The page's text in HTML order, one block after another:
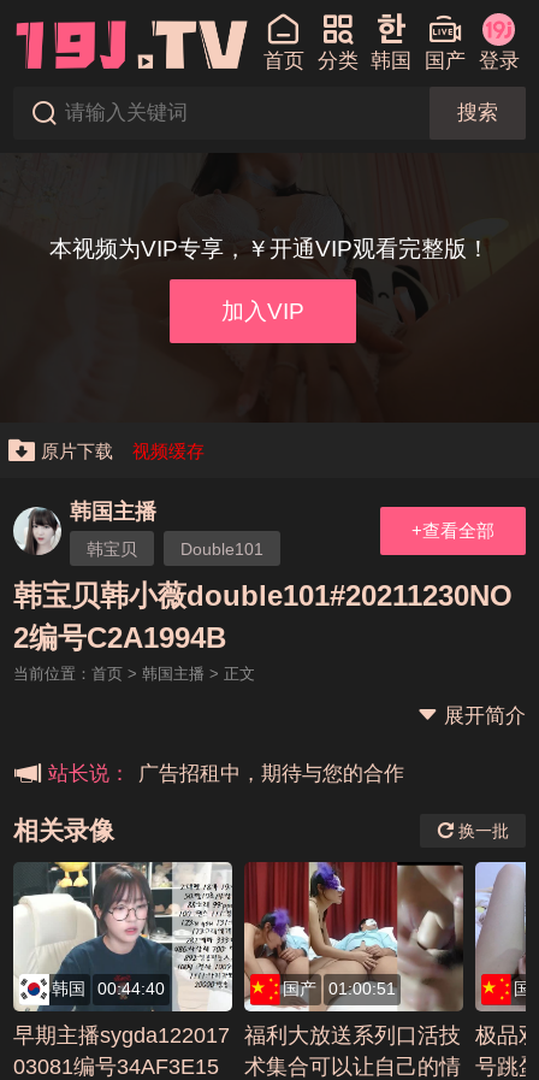
首页 分类 韩国 国产 登录
搜索
本视频为VIP专享，￥开通VIP观看完整版！
加入VIP
原片下载 视频缓存
韩国主播
韩宝贝
Double101
韩小薇
+查看全部
韩宝贝韩小薇double101#20211230NO
2编号C2A1994B
当前位置： 首页> 韩国主播 > 正文
展开简介
站长说： 广告招租中，期待与您的合作
相关录像 换一批
韩国 00:44:40
早期主播sygda122017
03081编号34AF3E15
国产 01:00:51
福利大放送系列口活技
术集合可以让自己的情
国
极品
号跳